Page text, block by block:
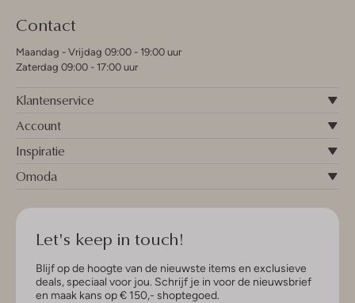
Contact
Maandag - Vrijdag 09:00 - 19:00 uur
Zaterdag 09:00 - 17:00 uur
Klantenservice
Account
Inspiratie
Omoda
Let's keep in touch!
Blijf op de hoogte van de nieuwste items en exclusieve
deals, speciaal voor jou. Schrijf je in voor de nieuwsbrief
en maak kans op € 150,- shoptegoed.